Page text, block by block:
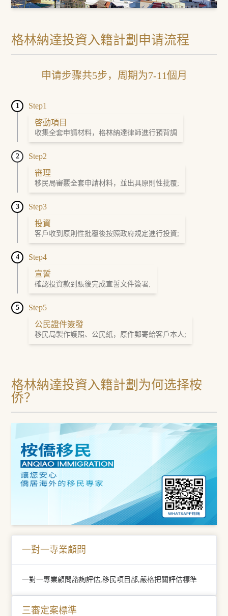
格林納達投資入籍計劃申请流程
申请步骤共5步，周期为7-11個月
1
Step1
啓動項目
收集全套申請材料，格林納達律師進行預背調
2
Step2
審理
移民局審覈全套申請材料，並出具原則性批覆;
3
Step3
投資
客戶收到原則性批覆後按照政府規定進行投資;
4
Step4
宣誓
確認投資款到賬後完成宣誓文件簽署;
5
Step5
公民證件簽發
移民局製作護照、公民紙，原件郵寄給客戶本人;
格林納達投資入籍計劃为何选择桉
侨？
一對一專業顧問
一對一專業顧問諮詢評估,移民項目部,嚴格把關評估標準
三審定案標準